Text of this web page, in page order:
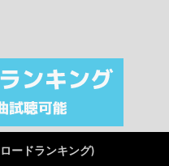
グ
ードランキング)